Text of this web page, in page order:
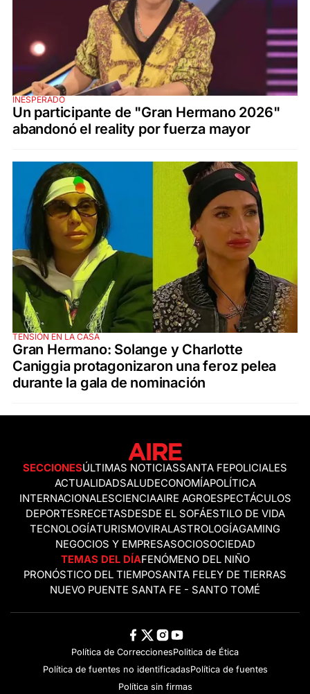
INESPERADO
Un participante de "Gran Hermano 2026"
abandonó el reality por fuerza mayor
TENSIÓN EN LA CASA
Gran Hermano: Solange y Charlotte
Caniggia protagonizaron una feroz pelea
durante la gala de nominación
SECCIONESÚLTIMAS NOTICIASSANTA FEPOLICIALES
ACTUALIDADSALUDECONOMÍAPOLÍTICA
INTERNACIONALESCIENCIAAIRE AGROESPECTÁCULOS
DEPORTESRECETASDESDE EL SOFÁESTILO DE VIDA
TECNOLOGÍATURISMOVIRALASTROLOGÍAGAMING
NEGOCIOS Y EMPRESASOCIOSOCIEDAD
TEMAS DEL DÍAFENÓMENO DEL NIÑO
PRONÓSTICO DEL TIEMPOSANTA FELEY DE TIERRAS
NUEVO PUENTE SANTA FE - SANTO TOMÉ
Política de CorreccionesPolitica de Ética
Política de fuentes no identificadasPolítica de fuentes
Política sin firmas